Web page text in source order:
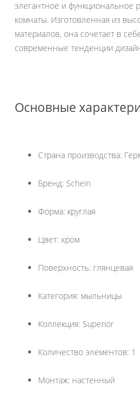
элегантное и
комнаты. Изготовленная из
материалов, она сочетает в
современные тенденции
Основные
Страна производства:
Бренд: Schein
Форма: круглая
Цвет: хром
Поверхность: глянцевая
Категория: мыльницы
Коллекция: Superior
Количество элементов: 1
Монтаж: настенный